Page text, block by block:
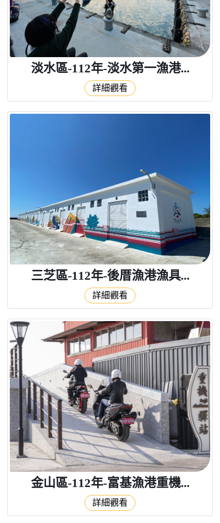
淡水區-112年-淡水第一漁港...
詳細觀看
三芝區-112年-後厝漁港漁具...
詳細觀看
金山區-112年-富基漁港重機...
詳細觀看